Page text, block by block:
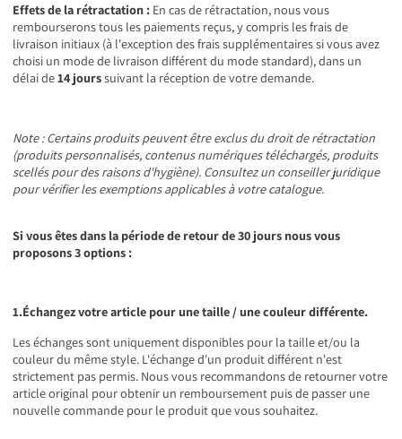
Effets de la rétractation : En cas de rétractation, nous vous
rembourserons tous les paiements reçus, y compris les frais de
livraison initiaux (à l'exception des frais supplémentaires si vous avez
choisi un mode de livraison différent du mode standard), dans un
délai de14 jourssuivant la réception de votre demande.
Note : Certains produits peuvent être exclus du droit de rétractation
(produits personnalisés, contenus numériques téléchargés, produits
scellés pour des raisons d'hygiène). Consultez un conseiller juridique
pour vérifier les exemptions applicables à votre catalogue.
Si vous êtes dans la période de retour de 30 jours nous vous
proposons 3 options :
1.Échangez votre article pour une taille / une couleur différente.
Les échanges sont uniquement disponibles pour la taille et/ou la
couleur du même style. L'échange d'un produit différent n'est
strictement pas permis. Nous vous recommandons de retourner votre
article original pour obtenir un remboursement puis de passer une
nouvelle commande pour le produit que vous souhaitez.